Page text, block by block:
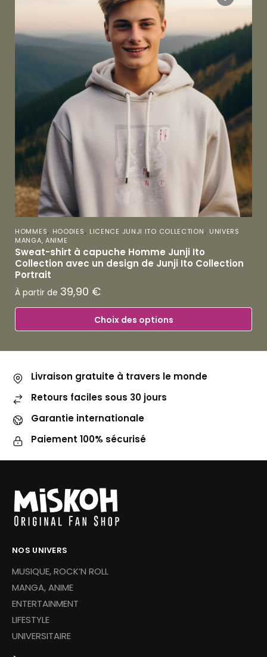
HOMMES, HOODIES, LICENCE JUNJI ITO COLLECTION, UNIVERS
MANGA, ANIME
Sweat-shirt à capuche Homme Junji Ito
Collection avec un design de Junji Ito Collection
Portrait
À partir de 39,90 €
Choix des options
Livraison gratuite à travers le monde
Retours faciles sous 30 jours
Garantie internationale
Paiement 100% sécurisé
NOS UNIVERS
MUSIQUE, ROCK’N ROLL
MANGA, ANIME
ENTERTAINMENT
LIFESTYLE
UNIVERSITAIRE